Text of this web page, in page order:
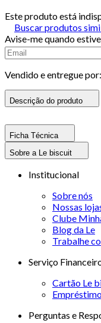
Este produto está
Buscar produtos
Avise-me quando
Vendido e entregue por:
Descrição do produto
Ficha Técnica
Sobre a Le biscuit
Institucional
Sobre nós
Nossas
Clube
Blog da Le
Trabalhe
Serviço
Cartão Le
Perguntas e